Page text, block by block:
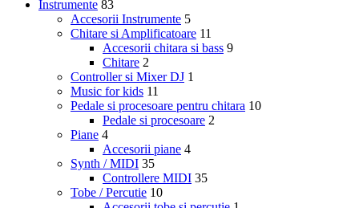
Instrumente 83
Accesorii Instrumente 5
Chitare si Amplificatoare 11
Accesorii chitara si bass 9
Chitare 2
Controller si Mixer DJ 1
Music for kids 11
Pedale si procesoare pentru chitara 10
Pedale si procesoare 2
Piane 4
Accesorii piane 4
Synth / MIDI 35
Controllere MIDI 35
Tobe / Percutie 10